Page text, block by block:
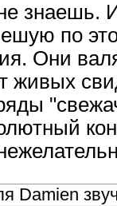
знаешь.
по
Они
живых
Dаmien